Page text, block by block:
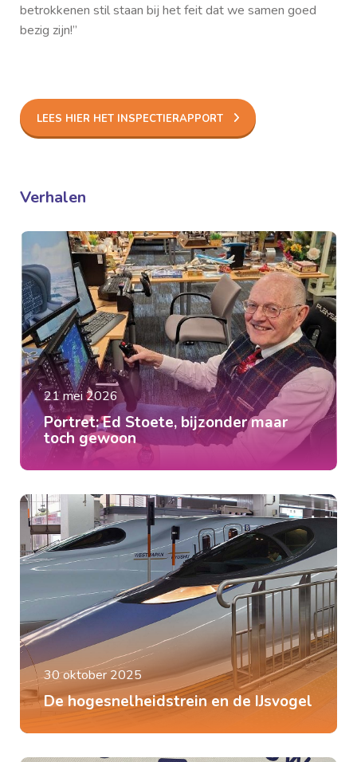
betrokkenen stil staan bij het feit dat we samen goed
bezig zijn!”
LEES HIER HET INSPECTIERAPPORT
Verhalen
21 mei 2026
Portret: Ed Stoete, bijzonder maar
toch gewoon
30 oktober 2025
De hogesnelheidstrein en de IJsvogel